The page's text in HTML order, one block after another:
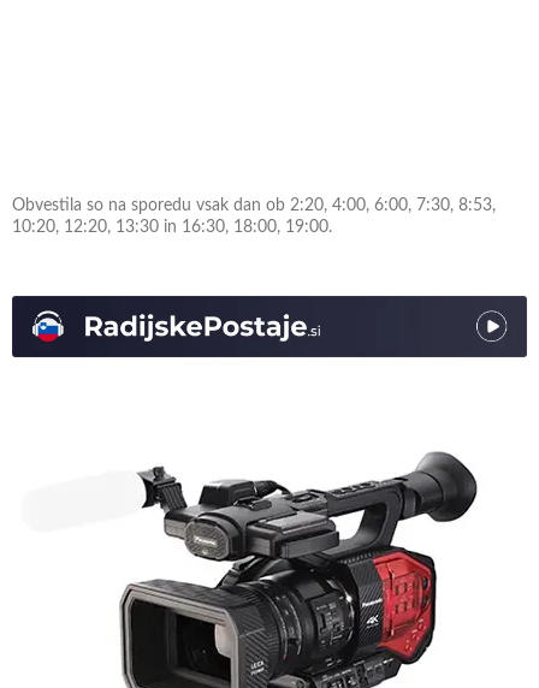
Obvestila so na sporedu vsak dan ob 2:20, 4:00, 6:00, 7:30, 8:53,
10:20, 12:20, 13:30 in 16:30, 18:00, 19:00.